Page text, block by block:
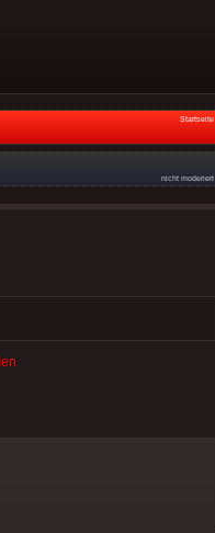
Startseite
nicht moderiert